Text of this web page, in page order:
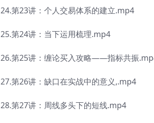
24.第23讲：个人交易体系的建立.mp4
25.第24讲：当下运用梳理.mp4
26.第25讲：缠论买入攻略——指标共振
27.第26讲：缺口在实战中的意义,.mp4
28.第27讲：周线多头下的短线.mp4